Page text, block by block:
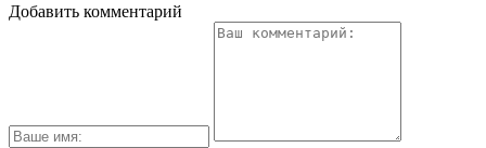
Добавить комментарий